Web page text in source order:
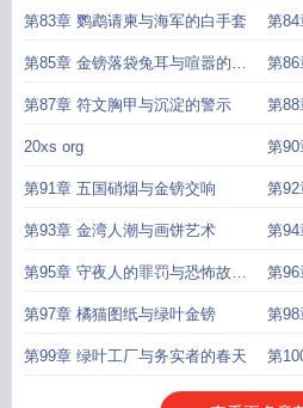
第83章 鹦鹉请柬与海军的白手套 第84
第85章 金镑落袋兔耳与喧嚣的安
慰
第86
第87章 符文胸甲与沉淀的警示 第
20xs org 第
第91章 五国硝烟与金镑交响 第92
树湾
第93章 金湾人潮与画饼艺术 第
第95章 守夜人的罪罚与恐怖故事
集
第
第97章 橘猫图纸与绿叶金镑 第98
第99章 绿叶工厂与务实者的春天 第
计时